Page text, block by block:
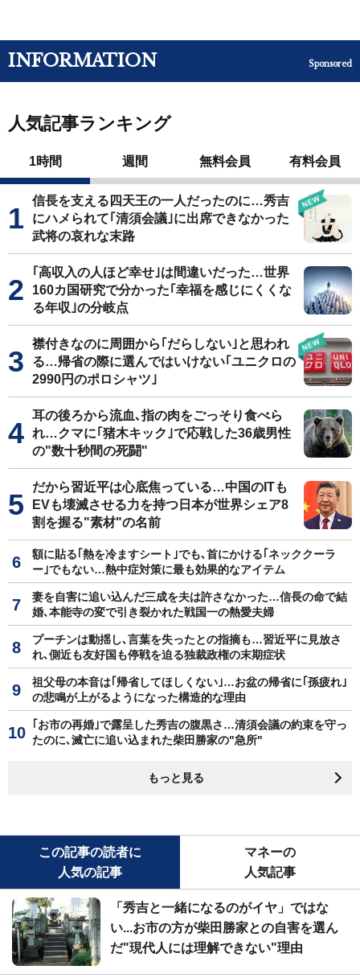
INFORMATION Sponsored
人気記事ランキング
1時間 週間 無料会員 有料会員
信長を支える四天王の一人だったのに…秀吉
にハメられて｢清須会議｣に出席できなかった
武将の哀れな末路
｢高収入の人ほど幸せ｣は間違いだった…世界
160カ国研究で分かった｢幸福を感じにくくな
る年収｣の分岐点
襟付きなのに周囲から｢だらしない｣と思われ
る…帰省の際に選んではいけない｢ユニクロの
2990円のポロシャツ｣
耳の後ろから流血､指の肉をごっそり食べら
れ…クマに｢猪木キック｣で応戦した36歳男性
の"数十秒間の死闘"
だから習近平は心底焦っている…中国のITも
EVも壊滅させる力を持つ日本が世界シェア8
割を握る"素材"の名前
額に貼る｢熱を冷ますシート｣でも､首にかける｢ネッククーラ
ー｣でもない…熱中症対策に最も効果的なアイテム
妻を自害に追い込んだ三成を夫は許さなかった…信長の命で結
婚､本能寺の変で引き裂かれた戦国一の熱愛夫婦
プーチンは動揺し､言葉を失ったとの指摘も…習近平に見放さ
れ､側近も友好国も停戦を迫る独裁政権の末期症状
祖父母の本音は｢帰省してほしくない｣…お盆の帰省に｢孫疲れ｣
の悲鳴が上がるようになった構造的な理由
｢お市の再婚｣で露呈した秀吉の腹黒さ…清須会議の約束を守っ
たのに､滅亡に追い込まれた柴田勝家の"急所"
もっと見る
この記事の読者に
人気の記事
マネーの
人気記事
「秀吉と一緒になるのがイヤ」ではな
い...お市の方が柴田勝家との自害を選ん
だ"現代人には理解できない"理由